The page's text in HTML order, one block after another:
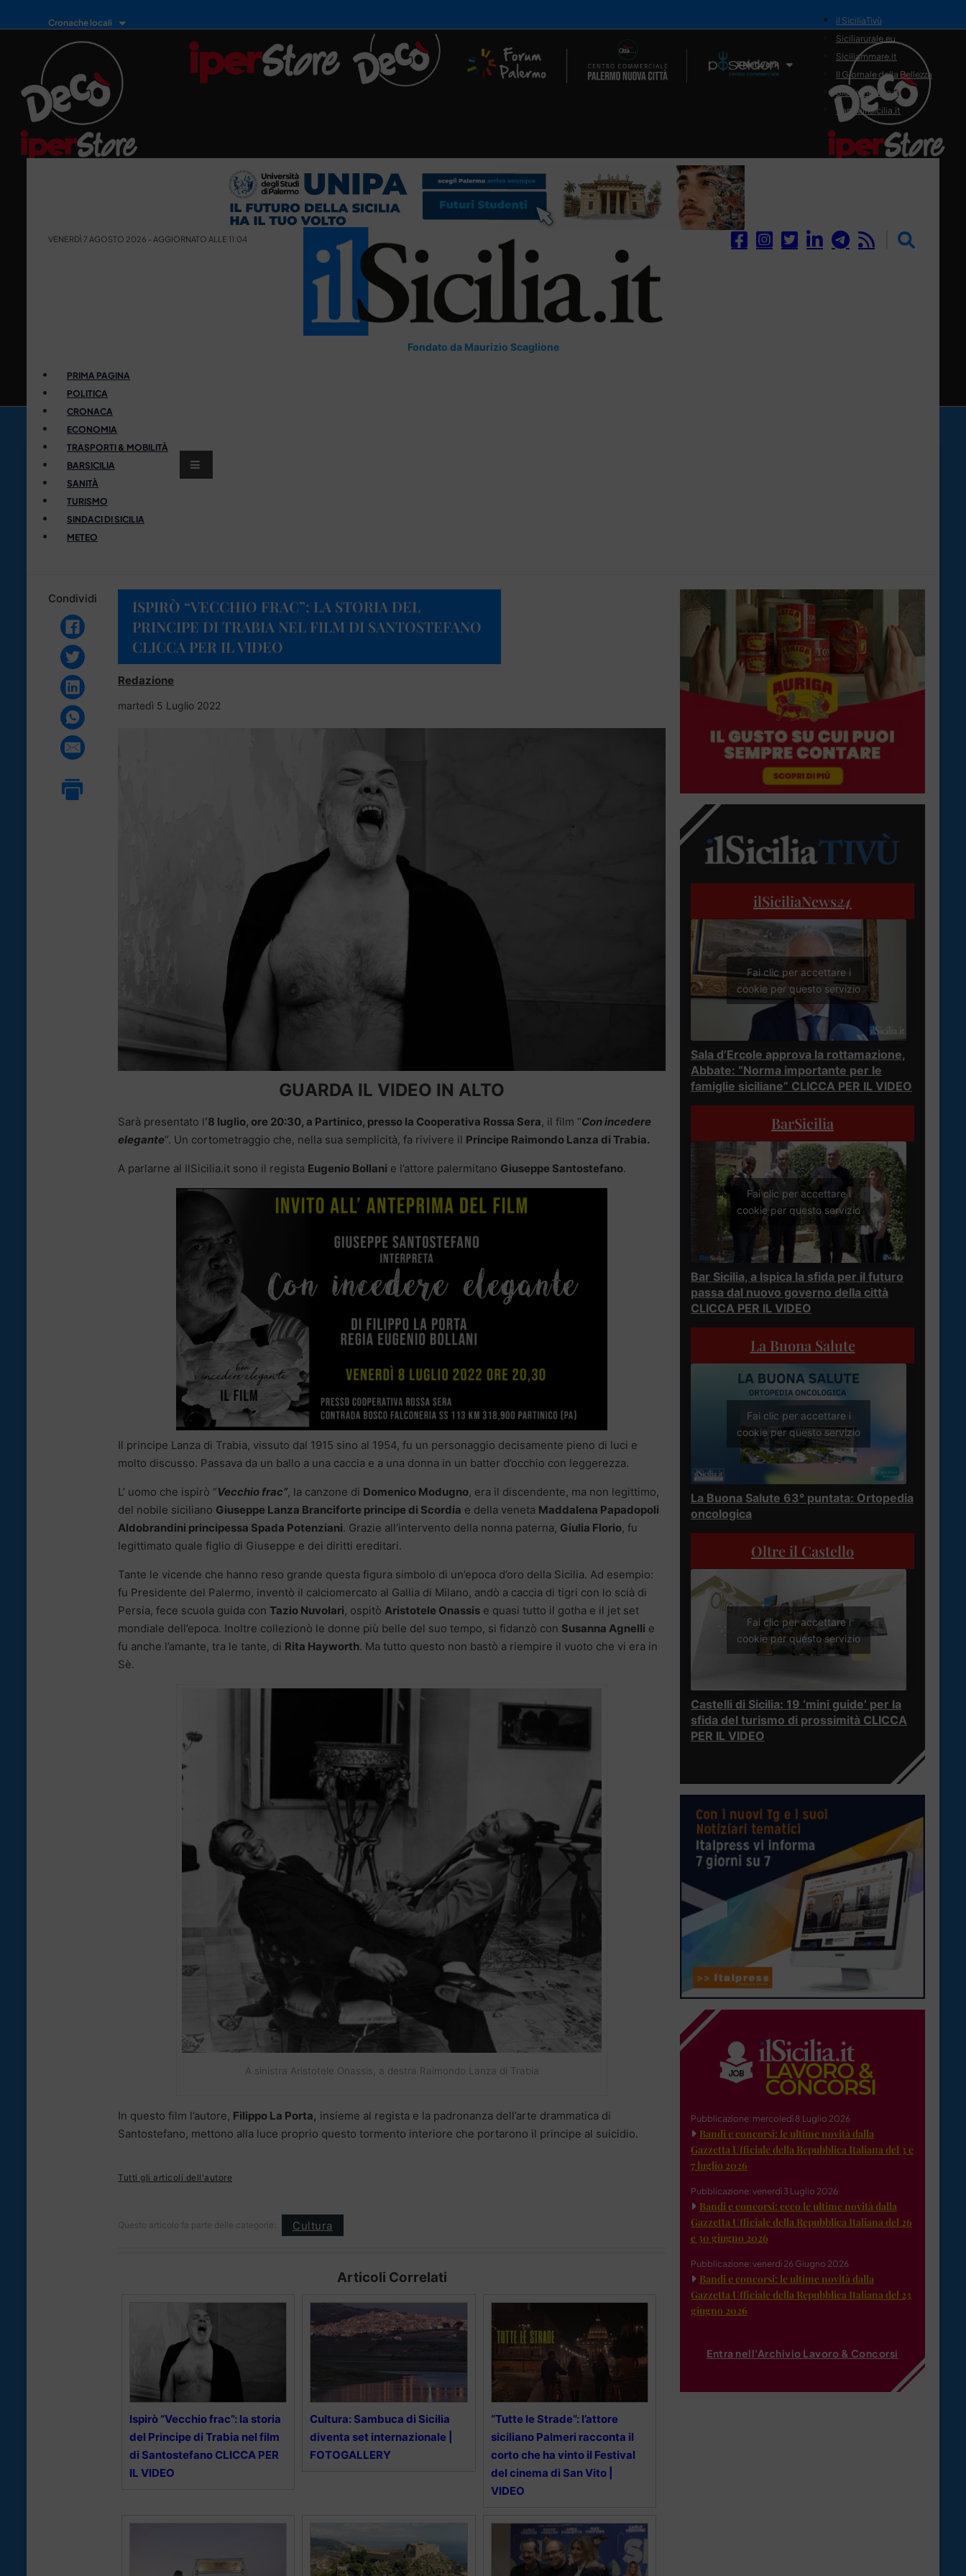
Cronache locali
Il Network
il SiciliaTivù
Siciliarurale.eu
Siciliammare.it
Il Giornale della Bellezza
Siciliamedica.it
Sanitainsicilia.it
VENERDÌ 7 AGOSTO 2026 - AGGIORNATO ALLE 11:04
Fondato da Maurizio Scaglione
PRIMA PAGINA
POLITICA
CRONACA
ECONOMIA
TRASPORTI & MOBILITÀ
BARSICILIA
SANITÀ
TURISMO
SINDACI DI SICILIA
METEO
Condividi
ISPIRÒ “VECCHIO FRAC”: LA STORIA DEL
PRINCIPE DI TRABIA NEL FILM DI SANTOSTEFANO
CLICCA PER IL VIDEO
Redazione
martedì 5 Luglio 2022
GUARDA IL VIDEO IN ALTO
Sarà presentato l‘8 luglio, ore 20:30, a Partinico, presso la Cooperativa Rossa Sera, il film “Con incedere
elegante“. Un cortometraggio che, nella sua semplicità, fa rivivere il Principe Raimondo Lanza di Trabia.
A parlarne al IlSicilia.it sono il regista Eugenio Bollani e l’attore palermitano Giuseppe Santostefano.
Il principe Lanza di Trabia, vissuto dal 1915 sino al 1954, fu un personaggio decisamente pieno di luci e
molto discusso. Passava da un ballo a una caccia e a una donna in un batter d’occhio con leggerezza.
L’ uomo che ispirò “Vecchio frac”, la canzone di Domenico Modugno, era il discendente, ma non legittimo,
del nobile siciliano Giuseppe Lanza Branciforte principe di Scordia e della veneta Maddalena Papadopoli
Aldobrandini principessa Spada Potenziani. Grazie all’intervento della nonna paterna, Giulia Florio, fu
legittimato quale figlio di Giuseppe e dei diritti ereditari.
Tante le vicende che hanno reso grande questa figura simbolo di un’epoca d’oro della Sicilia. Ad esempio:
fu Presidente del Palermo, inventò il calciomercato al Gallia di Milano, andò a caccia di tigri con lo scià di
Persia, fece scuola guida con Tazio Nuvolari, ospitò Aristotele Onassis e quasi tutto il gotha e il jet set
mondiale dell’epoca. Inoltre collezionò le donne più belle del suo tempo, si fidanzò con Susanna Agnelli e
fu anche l’amante, tra le tante, di Rita Hayworth. Ma tutto questo non bastò a riempire il vuoto che vi era in
Sè.
A sinistra Aristotele Onassis, a destra Raimondo Lanza di Trabia
In questo film l’autore, Filippo La Porta, insieme al regista e la padronanza dell’arte drammatica di
Santostefano, mettono alla luce proprio questo tormento interiore che portarono il principe al suicidio.
Tutti gli articoli dell'autore
Questo articolo fa parte delle categorie: Cultura
Articoli Correlati
Ispirò “Vecchio frac”: la storia
del Principe di Trabia nel film
di Santostefano CLICCA PER
IL VIDEO
Cultura: Sambuca di Sicilia
diventa set internazionale |
FOTOGALLERY
“Tutte le Strade”: l’attore
siciliano Palmeri racconta il
corto che ha vinto il Festival
del cinema di San Vito |
VIDEO
ilSiciliaNews24
Fai clic per accettare i
cookie per questo servizio
Sala d’Ercole approva la rottamazione,
Abbate: “Norma importante per le
famiglie siciliane” CLICCA PER IL VIDEO
BarSicilia
Fai clic per accettare i
cookie per questo servizio
Bar Sicilia, a Ispica la sfida per il futuro
passa dal nuovo governo della città
CLICCA PER IL VIDEO
La Buona Salute
Fai clic per accettare i
cookie per questo servizio
La Buona Salute 63° puntata: Ortopedia
oncologica
Oltre il Castello
Fai clic per accettare i
cookie per questo servizio
Castelli di Sicilia: 19 ‘mini guide’ per la
sfida del turismo di prossimità CLICCA
PER IL VIDEO
Pubblicazione: mercoledì 8 Luglio 2026
Bandi e concorsi: le ultime novità dalla
Gazzetta Ufficiale della Repubblica Italiana del 3 e
7 luglio 2026
Pubblicazione: venerdì 3 Luglio 2026
Bandi e concorsi: ecco le ultime novità dalla
Gazzetta Ufficiale della Repubblica Italiana del 26
e 30 giugno 2026
Pubblicazione: venerdì 26 Giugno 2026
Bandi e concorsi: le ultime novità dalla
Gazzetta Ufficiale della Repubblica Italiana del 23
giugno 2026
Entra nell'Archivio Lavoro & Concorsi